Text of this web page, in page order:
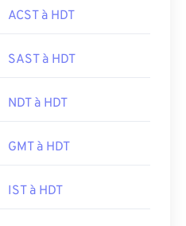
ACST à HDT
SAST à HDT
NDT à HDT
GMT à HDT
IST à HDT